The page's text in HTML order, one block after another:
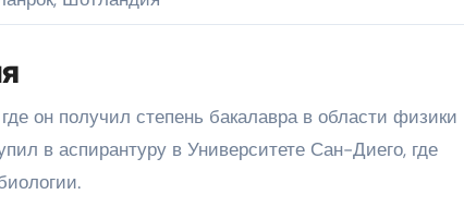
он получил степень бакалавра в области физики
в аспирантуру в Университете Сан-Диего, где